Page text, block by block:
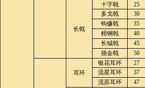
长戟
十字戟 25
多戈戟
30
钩镰戟
35
精钢戟
40
长钺戟
45
描金戟
50
耳环
银花耳环 27
流星耳环
37
流苏耳环
47